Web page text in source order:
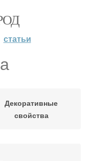
статьи
Декоративные
свойства